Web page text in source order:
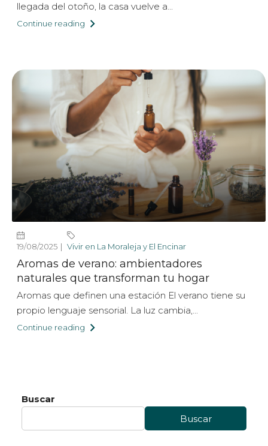
llegada del otoño, la casa vuelve a...
Continue reading
19/08/2025 Vivir en La Moraleja y El Encinar
Aromas de verano: ambientadores
naturales que transforman tu hogar
Aromas que definen una estación El verano tiene su
propio lenguaje sensorial. La luz cambia,...
Continue reading
Buscar
Buscar